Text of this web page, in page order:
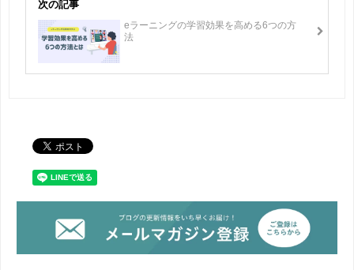
次の記事
eラーニングの学習効果を高める6つの方
法